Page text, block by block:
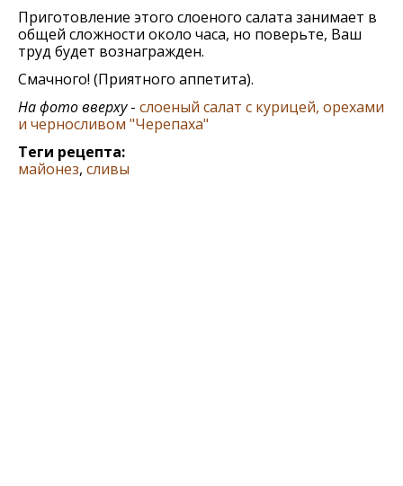
Приготовление этого слоеного салата занимает в
общей сложности около часа, но поверьте, Ваш
труд будет вознагражден.
Смачного! (Приятного аппетита).
На фото вверху- слоеный салат с курицей, орехами
и черносливом "Черепаха"
Теги рецепта:
майонез, сливы